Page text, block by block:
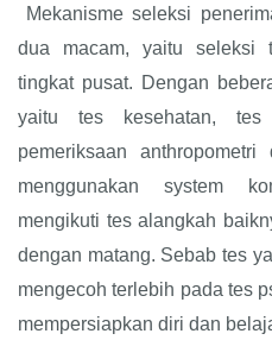
Mekanisme seleksi
dua macam, yaitu seleksi
tingkat pusat. Dengan
yaitu tes kesehatan, tes
pemeriksaan
menggunakan system
mengikuti tes alangkah
dengan matang. Sebab tes
mengecoh terlebih pada tes
mempersiapkan diri dan